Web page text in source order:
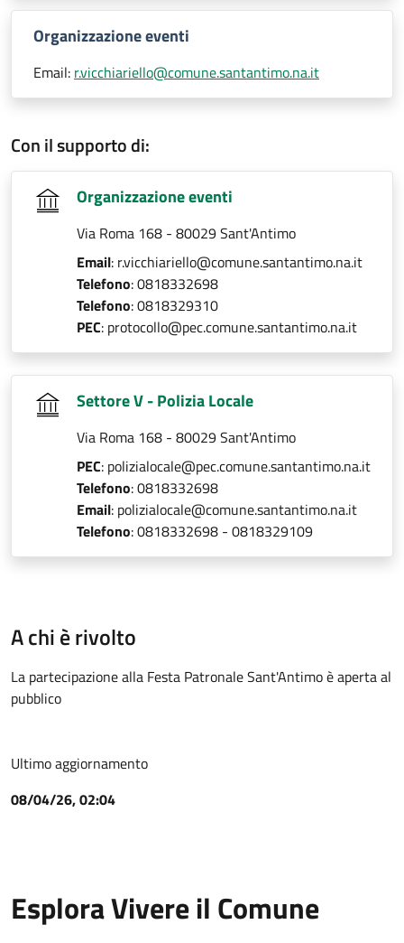
Organizzazione eventi
Email: r.vicchiariello@comune.santantimo.na.it
Con il supporto di:
Organizzazione eventi
Via Roma 168 - 80029 Sant'Antimo
Email: r.vicchiariello@comune.santantimo.na.it
Telefono: 0818332698
Telefono: 0818329310
PEC: protocollo@pec.comune.santantimo.na.it
Settore V - Polizia Locale
Via Roma 168 - 80029 Sant'Antimo
PEC: polizialocale@pec.comune.santantimo.na.it
Telefono: 0818332698
Email: polizialocale@comune.santantimo.na.it
Telefono: 0818332698 - 0818329109
A chi è rivolto
La partecipazione alla Festa Patronale Sant'Antimo è aperta al
pubblico
Ultimo aggiornamento
08/04/26, 02:04
Esplora Vivere il Comune